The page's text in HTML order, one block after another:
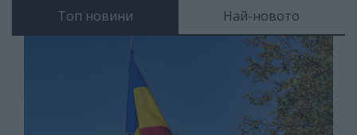
Топ новини Най-новото